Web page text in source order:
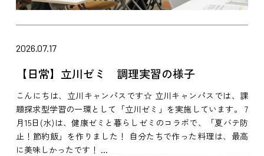
2026.07.17
【日常】立川ゼミ 調理実習の様子
こんにちは、立川キャンパスです☆ 立川キャンパスでは、課
題探求型学習の一環として「立川ゼミ」を実施しています。 7
月15日(水)は、健康ゼミと暮らしゼミのコラボで、「夏バテ防
止！節約飯」を作りました！ 自分たちで作った料理は、最高
に美味しかったです！ ...